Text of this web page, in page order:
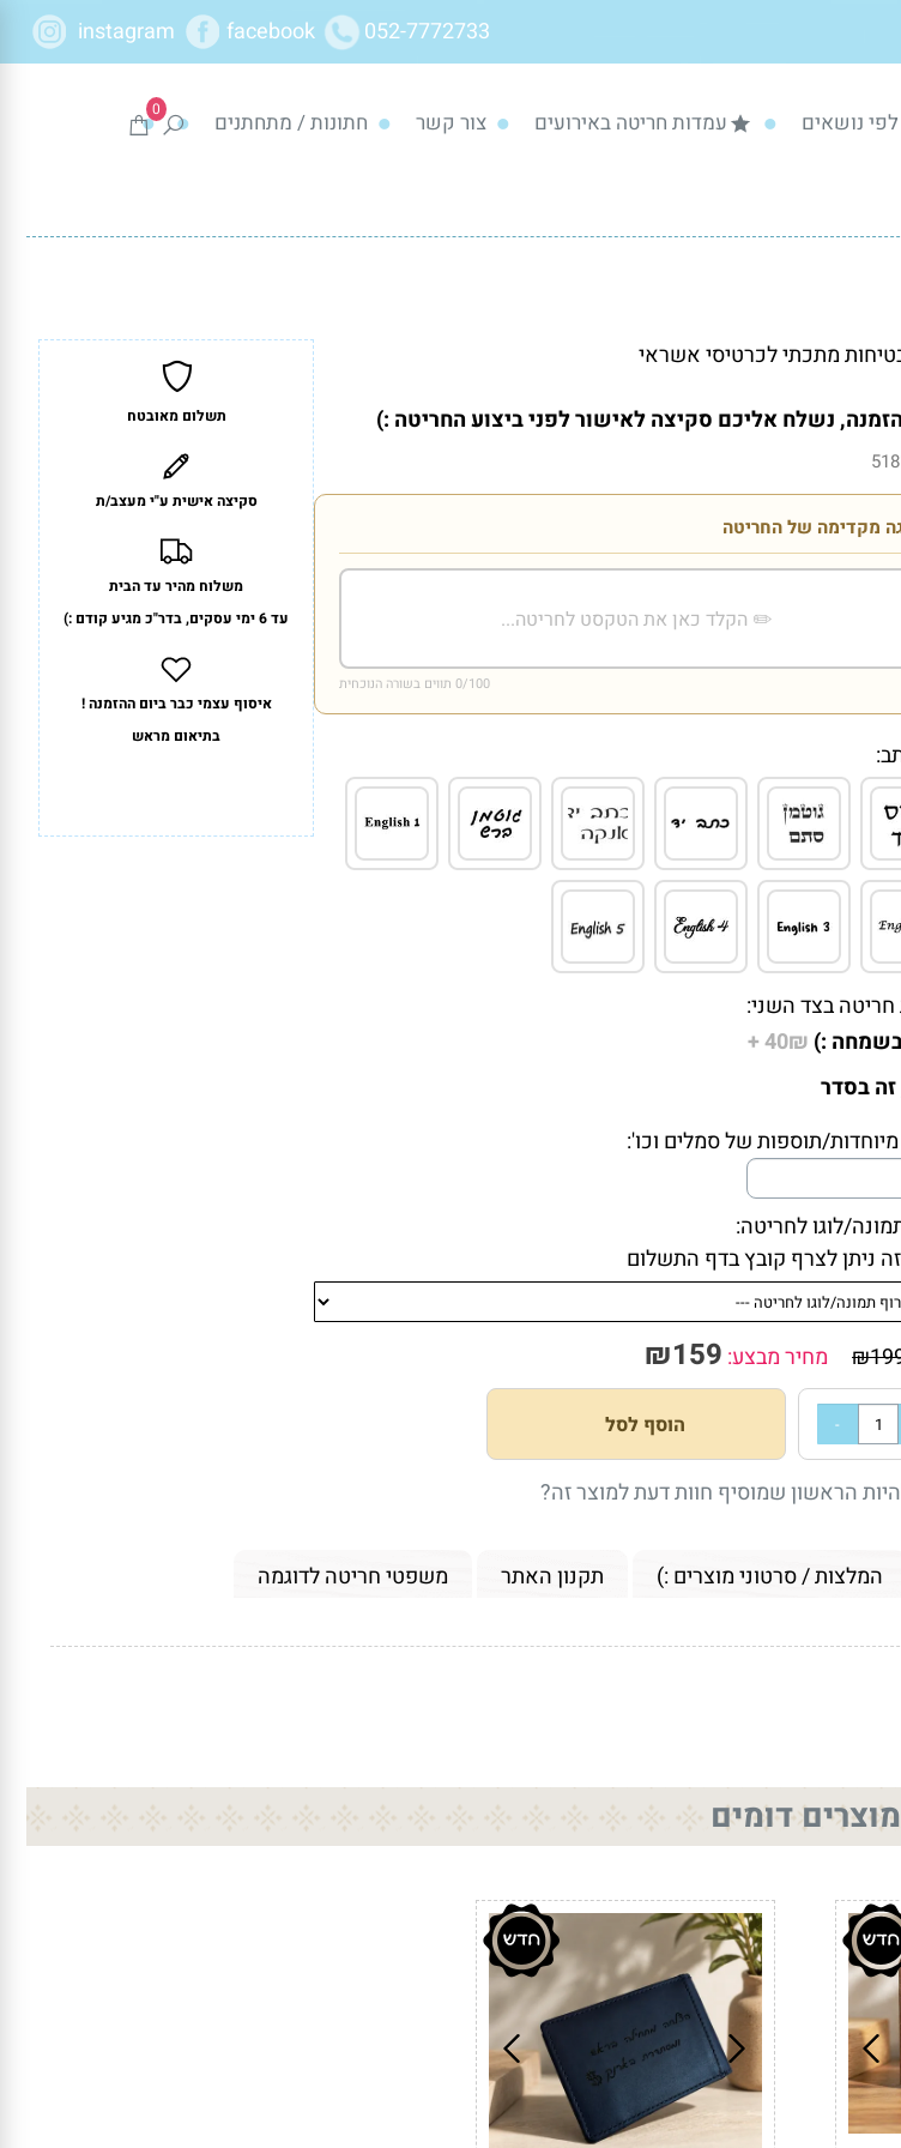
052-7772733
instagram
0 נושאים עמדות חריטה באירועים צור קשר חתונות / מתחתנים
מתכתי לכרטיסי אשראי
נשלח אליכם סקיצה לאישור לפני ביצוע החריטה :)
מקדימה של החריטה
0/100 תווים בשורה הנוכחית
בצד השני:
:)
40₪ +
בסדר
תוספות של סמלים וכו':
לוגו לחריטה:
ניתן לצרף קובץ בדף התשלום
₪ מחיר מבצע: ₪159
הוסף לסל
הראשון שמוסיף חוות דעת למוצר זה?
תשלום מאובטח
סקיצה אישית ע"י מעצב/ת
משלוח מהיר עד הבית
עד 6 ימי עסקים, בדר"כ מגיע קודם :)
איסוף עצמי כבר ביום ההזמנה !
בתיאום מראש
המלצות / סרטוני מוצרים :) תקנון האתר
משפטי חריטה לדוגמה
מוצרים דומים